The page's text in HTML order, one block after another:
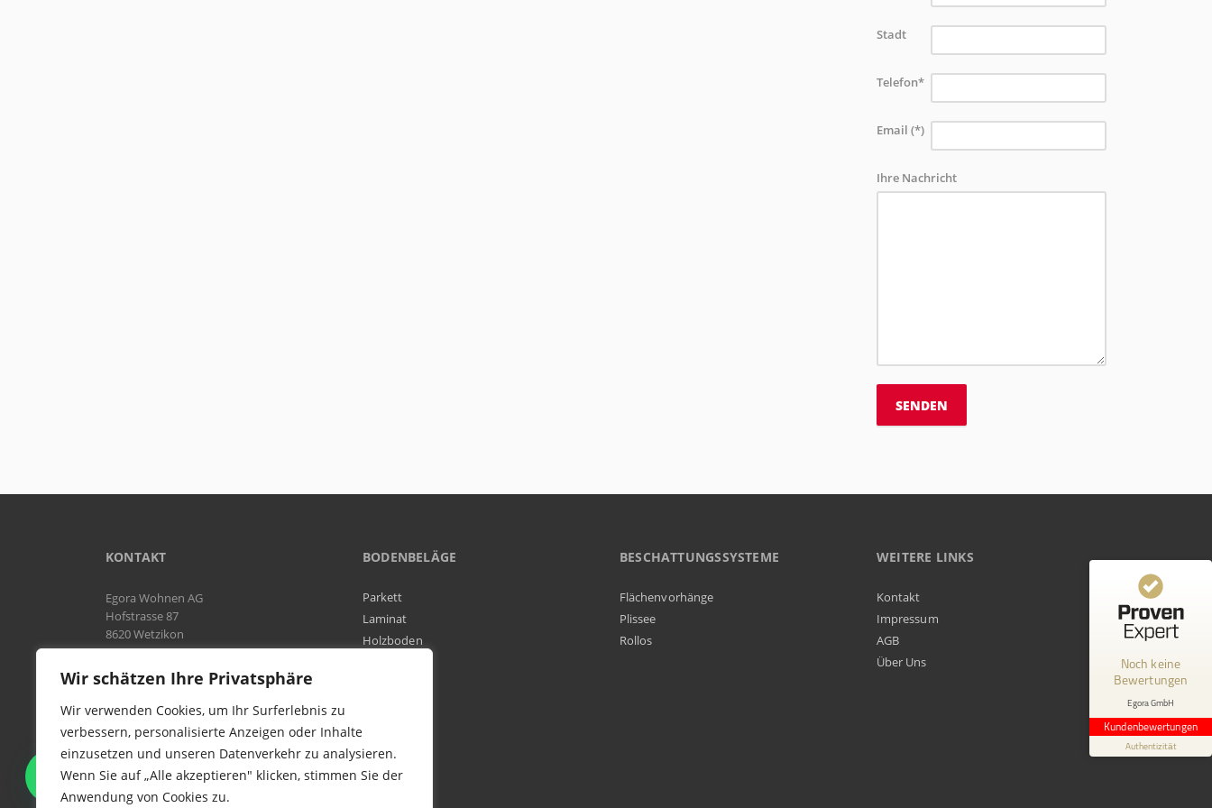
Wir schätzen Ihre Privatsphäre
Wir verwenden Cookies, um Ihr Surferlebnis zu
verbessern, personalisierte Anzeigen oder Inhalte
einzusetzen und unseren Datenverkehr zu analysieren.
Wenn Sie auf „Alle akzeptieren" klicken, stimmen Sie der
Anwendung von Cookies zu.
Stadt
Telefon*
Email (*)
Ihre Nachricht
KONTAKT
Egora Wohnen AG
Hofstrasse 87
8620 Wetzikon
Natel:
076 566 38 92
Tel:044 954 25 61
Mail:info@egora-bodenbelaege.ch
BODENBELÄGE
Parkett
Laminat
Holzboden
BESCHATTUNGSSYSTEME
Flächenvorhänge
Plissee
Rollos
WEITERE LINKS
Kontakt
Impressum
AGB
Über Uns
WIR SIND IN DER GESAMTEN
SCHWEIZ TÄTIG
Noch keine
Bewertungen
Egora GmbH
Kundenbewertungen
Authentizität
Kundenbewertungen und Erfahrungen zu
Erfahren Sie mehr über dieses Bewertungssiegel
1.1.1970